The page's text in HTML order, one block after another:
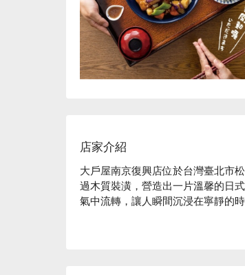
店家介紹
大戶屋南京復興店位於台灣臺北市
過木質裝潢，營造出一片溫馨的日
氣中流轉，讓人瞬間沉浸在寧靜的
在這樣的氛圍中，雞肉蔬菜燴黑醋